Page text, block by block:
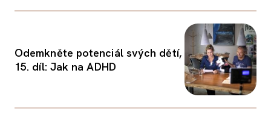
Odemkněte potenciál svých dětí,
15. díl: Jak na ADHD